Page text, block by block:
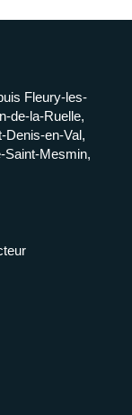
Fleury-les-
de-la-Ruelle,
Denis-en-Val,
Saint-Mesmin,